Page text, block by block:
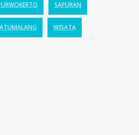
SAPURAN
WISATA